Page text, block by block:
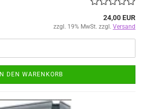
24,00 EUR
zzgl. 19% MwSt. zzgl. Versand
IN DEN WARENKORB